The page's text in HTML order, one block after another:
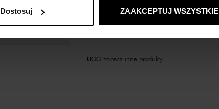
Dostosuj ZAAKCEPTUJ WSZYSTKIE
Wybrane modele dostępne w salonach
UGGzobacz inne produkty